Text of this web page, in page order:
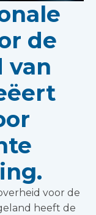
de
van
voor de
heeft de